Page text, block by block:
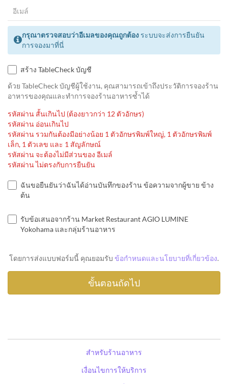
กรุณาตรวจสอบว่าอีเมลของคุณถูกต้อง ระบบจะส่งการยืนยัน
การจองมาที่นี่
สร้าง TableCheck บัญชี
ด้วย TableCheck บัญชีผู้ใช้งาน, คุณสามารถเข้าถึงประวัติการจองร้าน
อาหารของคุณและทำการจองร้านอาหารซ้ำได้
รหัสผ่าน สั้นเกินไป (ต้องยาวกว่า 12 ตัวอักษร)
รหัสผ่าน อ่อนเกินไป
รหัสผ่าน รวมกันต้องมีอย่างน้อย 1 ตัวอักษรพิมพ์ใหญ่, 1 ตัวอักษรพิมพ์
เล็ก, 1 ตัวเลข และ 1 สัญลักษณ์
รหัสผ่าน จะต้องไม่มีส่วนของ อีเมล์
รหัสผ่าน ไม่ตรงกับการยืนยัน
ฉันขอยืนยันว่าฉันได้อ่านบันทึกของร้าน ข้อความจากผู้ขาย ข้าง
ต้น
รับข้อเสนอจากร้าน Market Restaurant AGIO LUMINE
Yokohama และกลุ่มร้านอาหาร
โดยการส่งแบบฟอร์มนี้ คุณยอมรับ ข้อกำหนดและนโยบายที่เกี่ยวข้อง.
สำหรับร้านอาหาร
เงื่อนไขการให้บริการ